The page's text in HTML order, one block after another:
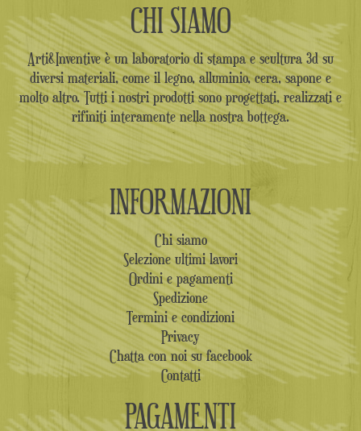
CHI SIAMO
Arti&Inventive è un laboratorio di stampa e scultura 3d su
diversi materiali, come il legno, alluminio, cera, sapone e
molto altro. Tutti i nostri prodotti sono progettati, realizzati e
rifiniti interamente nella nostra bottega.
INFORMAZIONI
Chi siamo
Selezione ultimi lavori
Ordini e pagamenti
Spedizione
Termini e condizioni
Privacy
Chatta con noi su facebook
Contatti
PAGAMENTI